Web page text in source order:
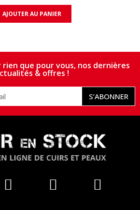
AJOUTER AU PANIER
que pour vous, nos dernières
& offres !
S’ABONNER